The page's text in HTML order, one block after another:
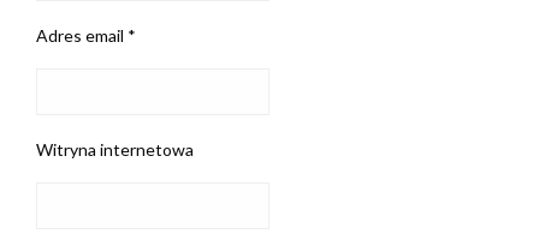
Adres email *
Witryna internetowa